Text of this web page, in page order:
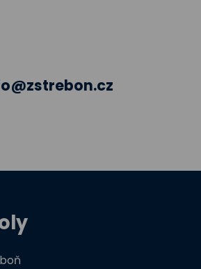
dětem
ve výuce
Sadech jede do E